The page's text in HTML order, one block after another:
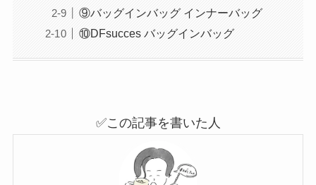
⑨バッグインバッグ インナーバッグ
⑩DFsucces バッグインバッグ
✅この記事を書いた人